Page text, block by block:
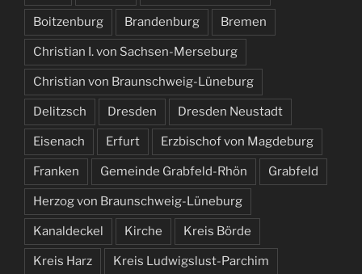
Boitzenburg Brandenburg Bremen
Christian I. von Sachsen-Merseburg
Christian von Braunschweig-Lüneburg
Delitzsch Dresden Dresden Neustadt
Eisenach Erfurt Erzbischof von Magdeburg
Franken Gemeinde Grabfeld-Rhön Grabfeld
Herzog von Braunschweig-Lüneburg
Kanaldeckel Kirche Kreis Börde
Kreis Harz Kreis Ludwigslust-Parchim